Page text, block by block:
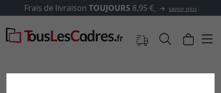
livraisonTOUJOURS8,95 € savoir plus